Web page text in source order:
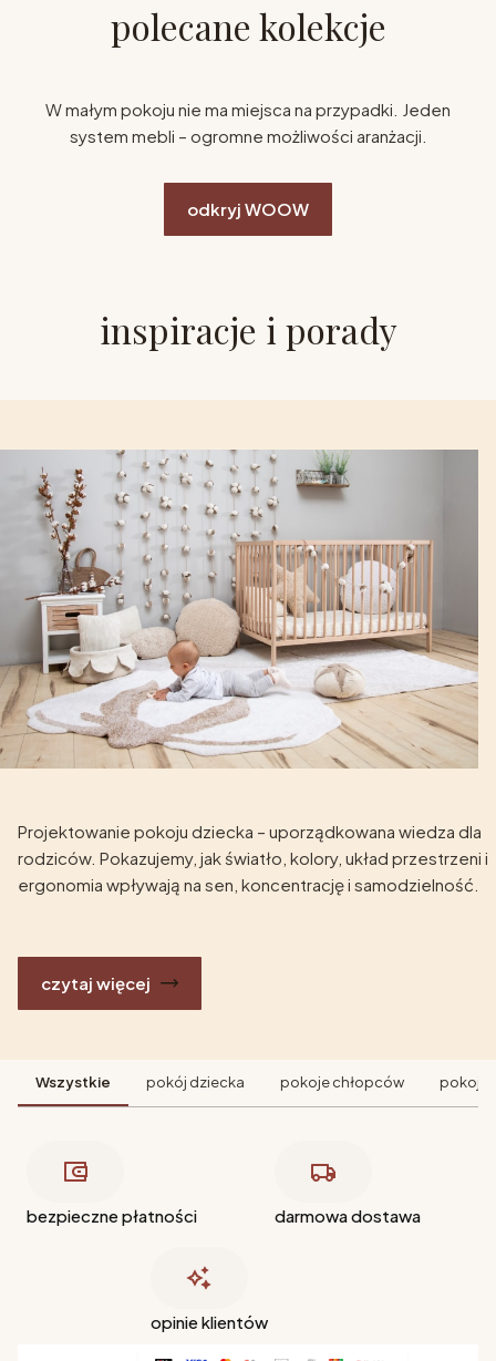
polecane kolekcje
W małym pokoju nie ma miejsca na przypadki. Jeden
system mebli – ogromne możliwości aranżacji.
odkryj WOOW
inspiracje i porady
Projektowanie pokoju dziecka – uporządkowana wiedza dla
rodziców. Pokazujemy, jak światło, kolory, układ przestrzeni i
ergonomia wpływają na sen, koncentrację i samodzielność.
czytaj więcej
Wszystkie pokój dziecka pokoje chłopców pokoje
bezpieczne płatności darmowa dostawa
opinie klientów